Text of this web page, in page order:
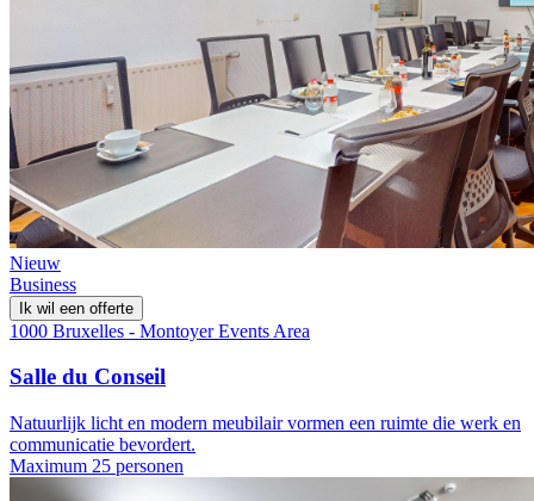
Nieuw
Business
Ik wil een offerte
1000 Bruxelles - Montoyer Events Area
Salle du Conseil
Natuurlijk licht en modern meubilair vormen een ruimte die werk en
communicatie bevordert.
Maximum 25 personen